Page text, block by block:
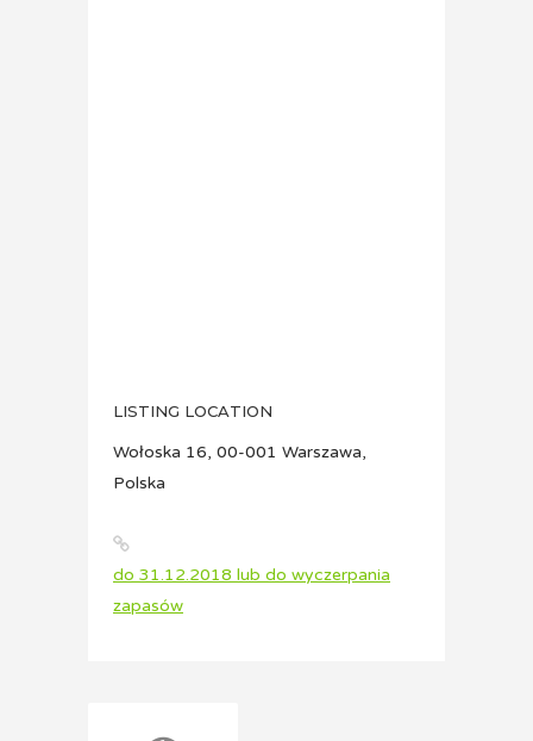
LISTING LOCATION
Wołoska 16, 00-001 Warszawa,
Polska
do 31.12.2018 lub do wyczerpania
zapasów